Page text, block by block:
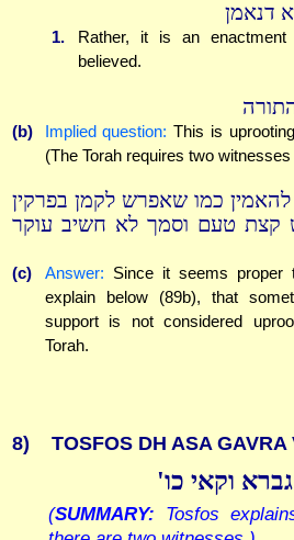
דנאמן
1.
Rather, it is an
believed.
(b) Implied question: This is
(The Torah requires two
להאמין כמו שאפרש לקמן בפרקין
טעם וסמך לא חשיב עוקר
(c) Answer: Since it seems proper
explain below (89b), that
support is not considered
Torah.
8) TOSFOS DH ASA
וקאי כו'
(SUMMARY: Tosfos